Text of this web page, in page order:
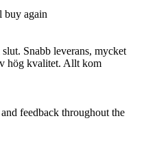
buy again
Snabb leverans, mycket
hög kvalitet. Allt kom
feedback throughout the